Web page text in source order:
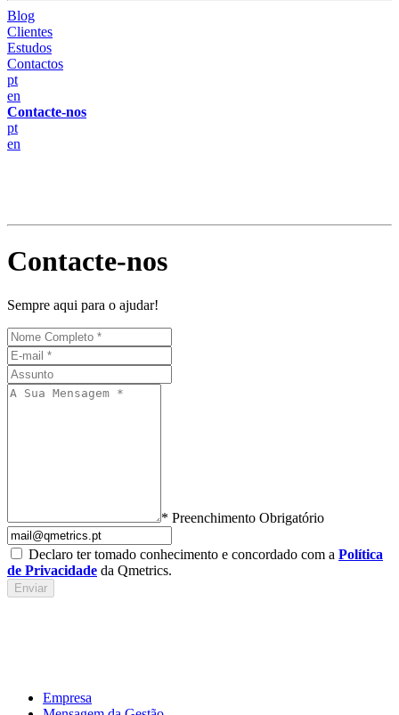
Blog
Clientes
Estudos
Contactos
pt
en
Contacte-nos
pt
en
Contacte-nos
Sempre aqui para o ajudar!
* Preenchimento Obrigatório
Declaro ter tomado conhecimento e concordado com a Política
de Privacidade da Qmetrics.
Enviar
Empresa